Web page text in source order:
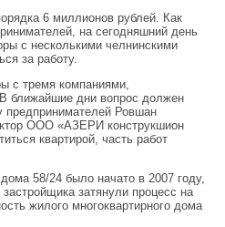
6 миллионов рублей. Как
на сегодняшний день
с несколькими челнинскими
за работу.
с тремя компаниями,
ближайшие дни вопрос должен
предпринимателей Ровшан
ООО «АЗЕРИ конструкшион
квартирой, часть работ
58/24 было начато в 2007 году,
затянули процесс на
жилого многоквартирного дома